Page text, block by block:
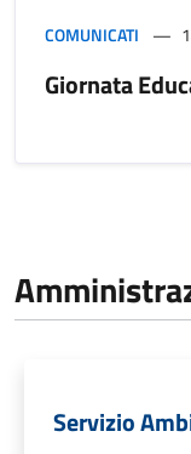
COMUNICATI
Giornata
Servizio